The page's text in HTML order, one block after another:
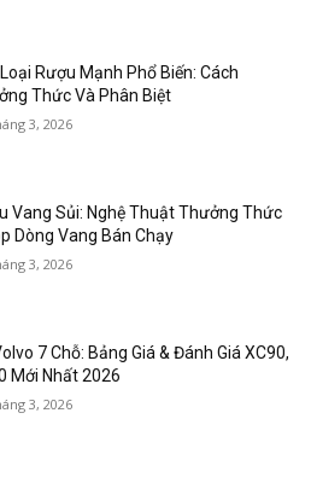
Rượu Mạnh Phổ Biến: Cách
Thức Và Phân Biệt
3, 2026
Vang Sủi: Nghệ Thuật Thưởng Thức
Dòng Vang Bán Chạy
3, 2026
7 Chỗ: Bảng Giá & Đánh Giá XC90,
Mới Nhất 2026
3, 2026